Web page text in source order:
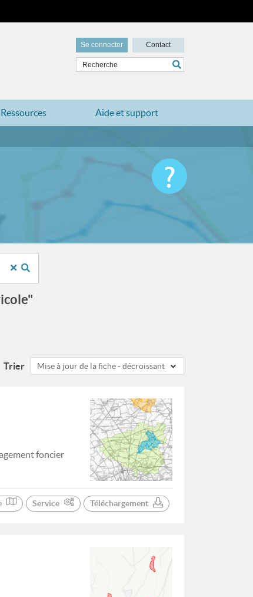
Se connecter Contact
Ressources Aide et support
Trier Mise à jour de la fiche - décroissant
foncier
Service Téléchargement